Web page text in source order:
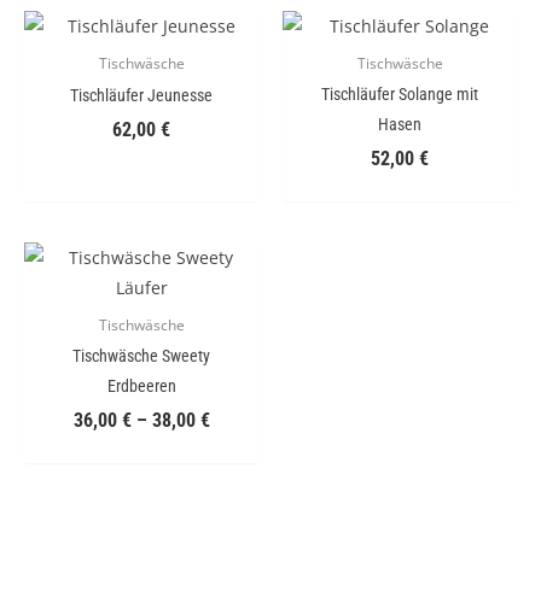
Tischwäsche
Tischläufer Jeunesse
62,00 €
Tischwäsche
Tischläufer Solange mit
Hasen
52,00 €
Tischwäsche
Tischwäsche Sweety
Erdbeeren
36,00 €– 38,00 €